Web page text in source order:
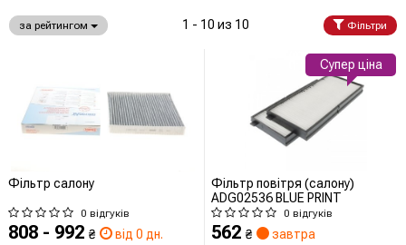
за рейтингом 1 - 10 из 10 Фільтри
Фільтр салону
0 відгуків
808 - 992 ₴ від 0 дн.
Фільтр повітря (салону)
ADG02536 BLUE PRINT
0 відгуків
562 ₴ завтра
Супер ціна